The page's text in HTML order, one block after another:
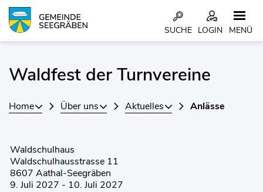
Kopfzeile
LOGIN
SUCHE MENÜ
Waldfest der Turnvereine
Home Über uns Aktuelles Anlässe
Waldschulhaus
Waldschulhausstrasse 11
8607 Aathal-Seegräben
9. Juli 2027 - 10. Juli 2027